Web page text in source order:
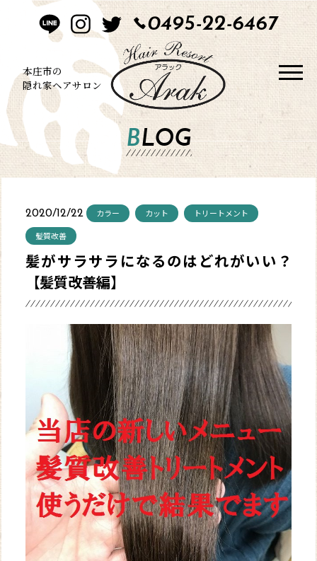
HOME
CONCEPT
STYLE
MENU
SALON
CONTACT
WEB予約
0495-22-6467
本庄市の
隠れ家ヘアサロン
BLOG
2020/12/22 カラー カット
トリートメント
髪質改善
髪がサラサラになるのはどれがいい？
【髪質改善編】